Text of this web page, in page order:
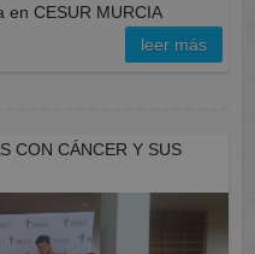
en CESUR MURCIA
leer más
CON CÁNCER Y SUS